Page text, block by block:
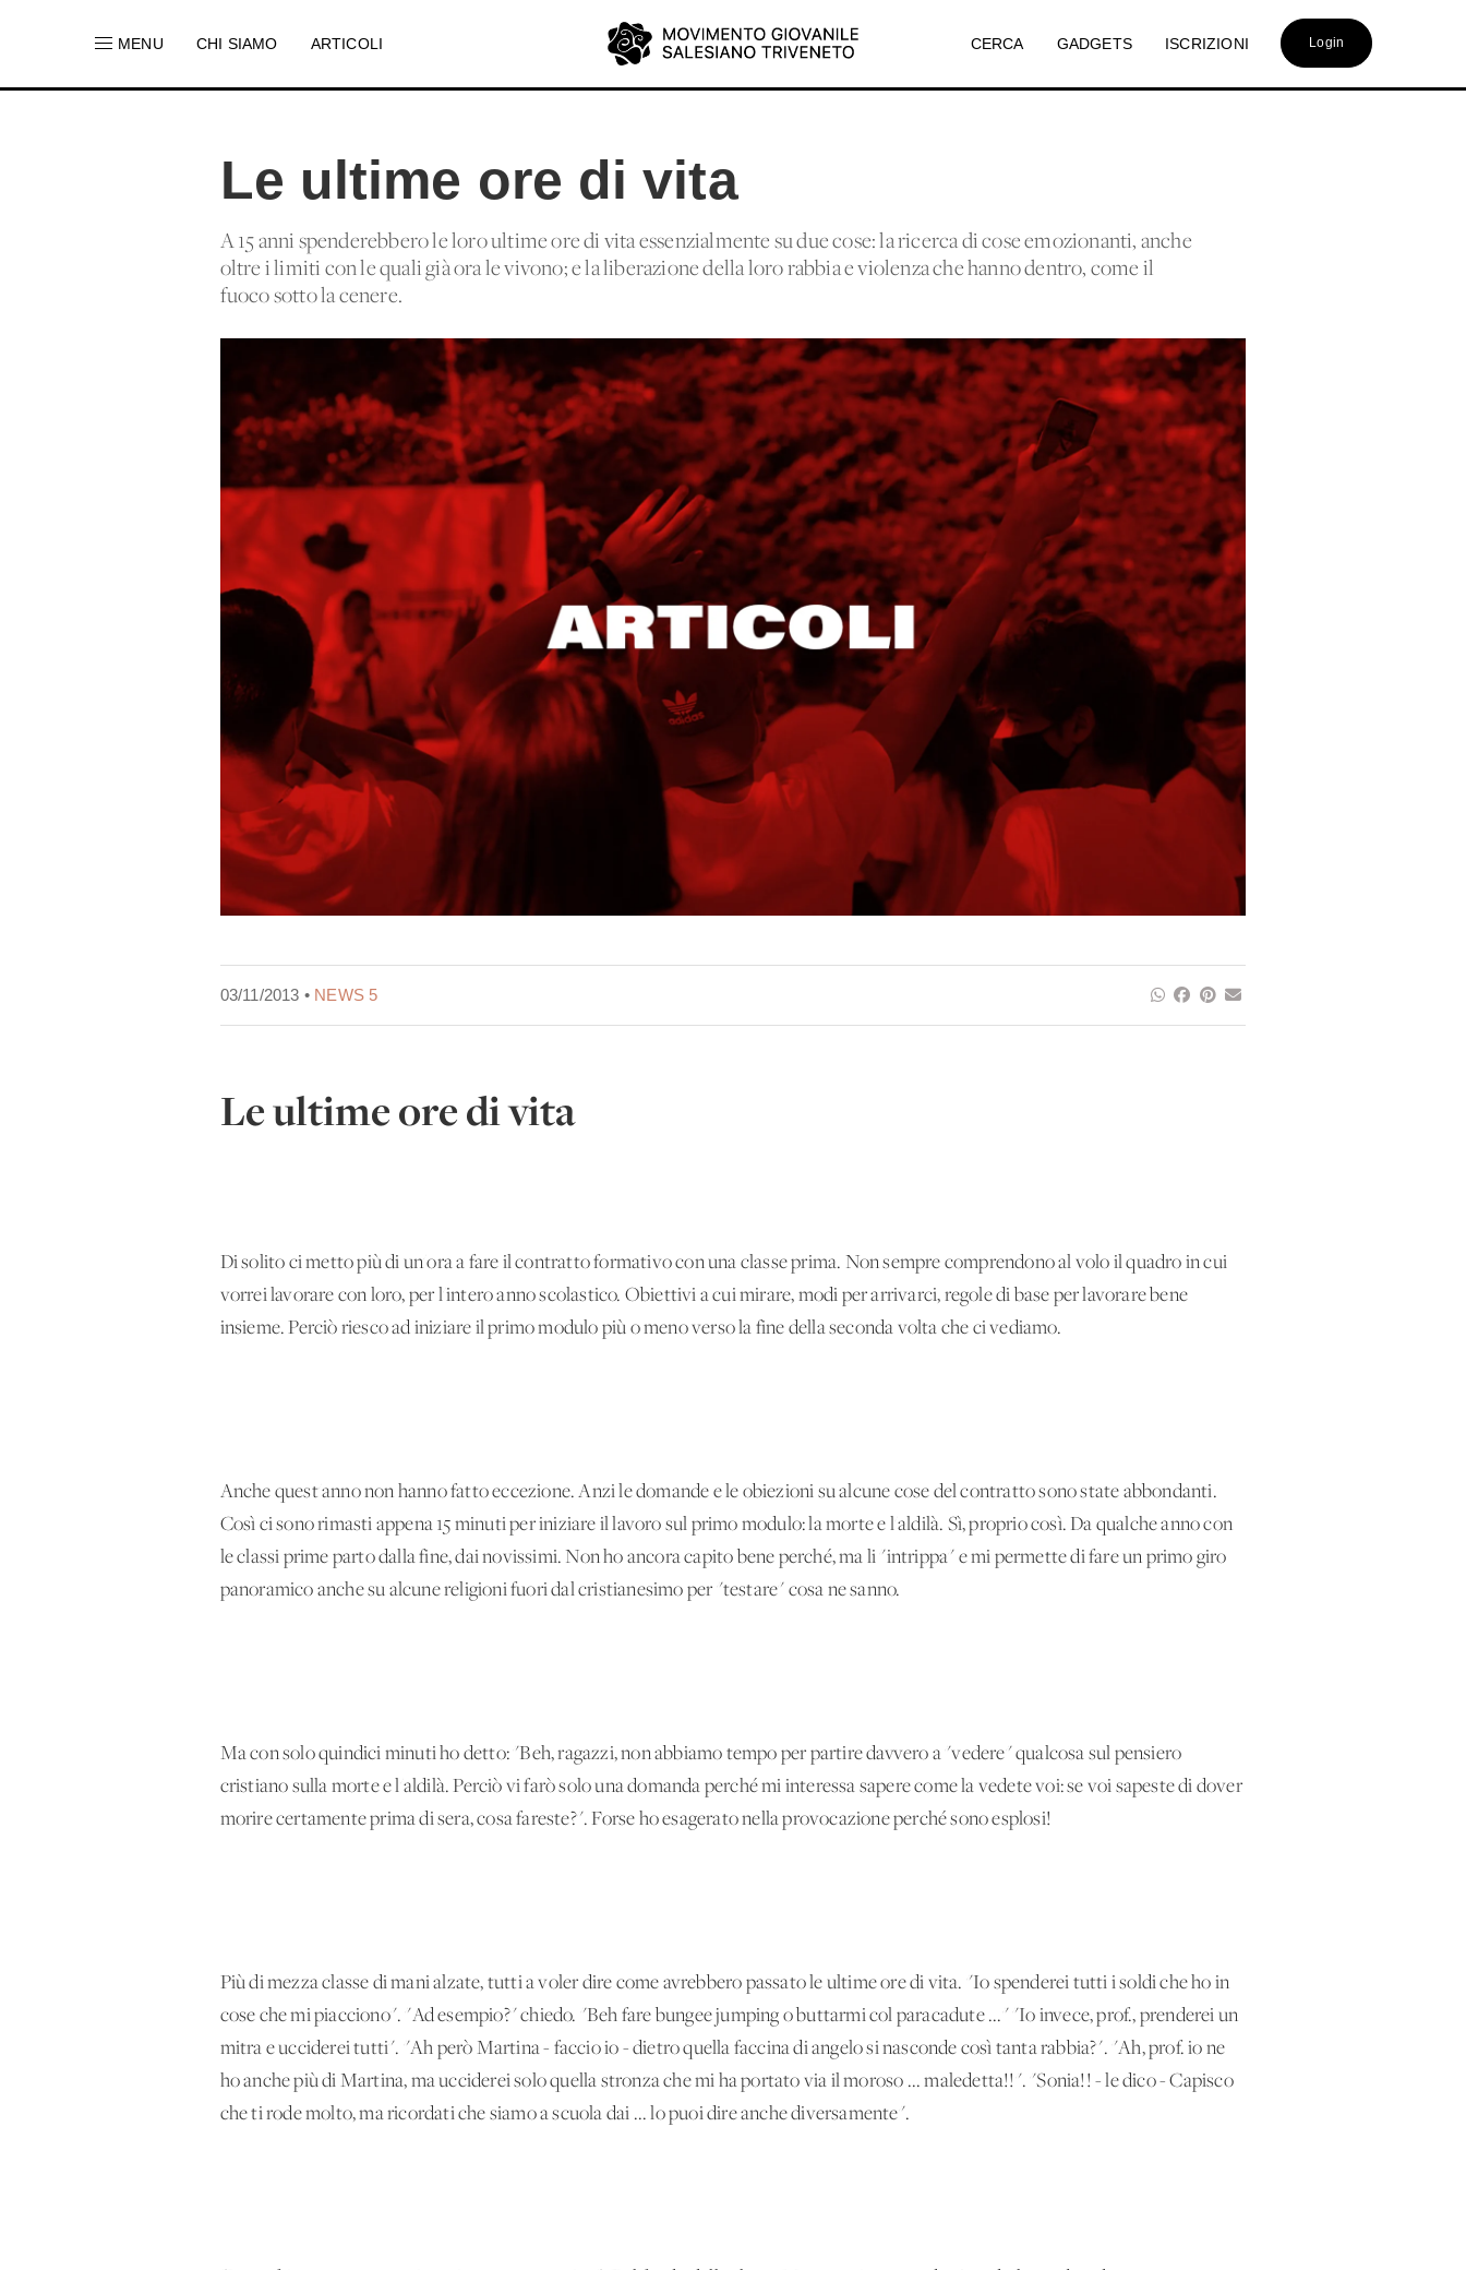
MENU CHI SIAMO ARTICOLI CERCA GADGETS ISCRIZIONI Login
Le ultime ore di vita
A 15 anni spenderebbero le loro ultime ore di vita essenzialmente su due cose: la ricerca di cose emozionanti, anche
oltre i limiti con le quali già ora le vivono; e la liberazione della loro rabbia e violenza che hanno dentro, come il
fuoco sotto la cenere.
03/11/2013 • NEWS 5
Le ultime ore di vita
Di solito ci metto più di un'ora a fare il contratto formativo con una classe prima. Non sempre comprendono al volo il quadro in cui
vorrei lavorare con loro, per l'intero anno scolastico. Obiettivi a cui mirare, modi per arrivarci, regole di base per lavorare bene
insieme. Perciò riesco ad iniziare il primo modulo più o meno verso la fine della seconda volta che ci vediamo.
Anche quest'anno non hanno fatto eccezione. Anzi le domande e le obiezioni su alcune cose del contratto sono state abbondanti.
Così ci sono rimasti appena 15 minuti per iniziare il lavoro sul primo modulo: la morte e l'aldilà. Sì, proprio così. Da qualche anno con
le classi prime parto dalla fine, dai novissimi. Non ho ancora capito bene perché, ma li "intrippa" e mi permette di fare un primo giro
panoramico anche su alcune religioni fuori dal cristianesimo per "testare" cosa ne sanno.
Ma con solo quindici minuti ho detto: "Beh, ragazzi, non abbiamo tempo per partire davvero a "vedere" qualcosa sul pensiero
cristiano sulla morte e l'aldilà. Perciò vi farò solo una domanda perché mi interessa sapere come la vedete voi: se voi sapeste di dover
morire certamente prima di sera, cosa fareste?". Forse ho esagerato nella provocazione perché sono esplosi!
Più di mezza classe di mani alzate, tutti a voler dire come avrebbero passato le ultime ore di vita. "Io spenderei tutti i soldi che ho in
cose che mi piacciono". "Ad esempio?" chiedo. "Beh fare bungee jumping o buttarmi col paracadute ..." "Io invece, prof., prenderei un
mitra e ucciderei tutti". "Ah però Martina - faccio io - dietro quella faccina di angelo si nasconde così tanta rabbia?". "Ah, prof. io ne
ho anche più di Martina, ma ucciderei solo quella stronza che mi ha portato via il moroso ... maledetta!!". "Sonia!! - le dico - Capisco
che ti rode molto, ma ricordati che siamo a scuola dai ... lo puoi dire anche diversamente".